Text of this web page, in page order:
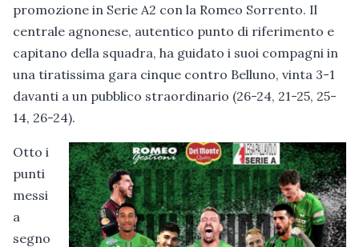
promozione in Serie A2 con la Romeo Sorrento. Il
centrale agnonese, autentico punto di riferimento e
capitano della squadra, ha guidato i suoi compagni in
una tiratissima gara cinque contro Belluno, vinta 3-1
davanti a un pubblico straordinario (26-24, 21-25, 25-
14, 26-24).
Otto i
punti
messi
a
segno